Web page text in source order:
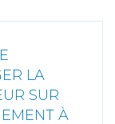
LA
SUR
À